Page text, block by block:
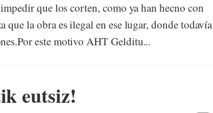
que los corten, como ya han hecno con
que la obra es ilegal en ese lugar, donde todavía
este motivo AHT Gelditu...
eutsiz!